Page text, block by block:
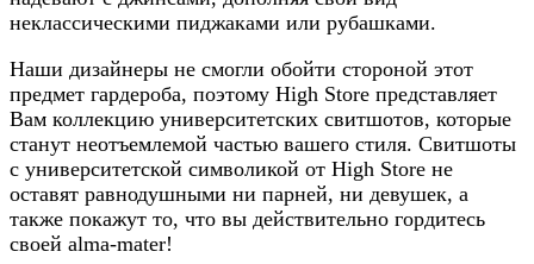
неклассическими пиджаками или рубашками.
Наши дизайнеры не смогли обойти стороной этот
предмет гардероба, поэтому High Store представляет
Вам коллекцию университетских свитшотов, которые
станут неотъемлемой частью вашего стиля. Свитшоты
с университетской символикой от High Store не
оставят равнодушными ни парней, ни девушек, а
также покажут то, что вы действительно гордитесь
своей alma-mater!